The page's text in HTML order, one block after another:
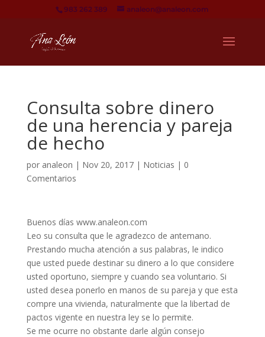
983 262 389 analeon@analeon.com
Consulta sobre dinero
de una herencia y pareja
de hecho
por analeon | Nov 20, 2017| Noticias | 0
Comentarios
Buenos días www.analeon.com
Leo su consulta que le agradezco de antemano.
Prestando mucha atención a sus palabras, le indico
que usted puede destinar su dinero a lo que considere
usted oportuno, siempre y cuando sea voluntario. Si
usted desea ponerlo en manos de su pareja y que esta
compre una vivienda, naturalmente que la libertad de
pactos vigente en nuestra ley se lo permite.
Se me ocurre no obstante darle algún consejo